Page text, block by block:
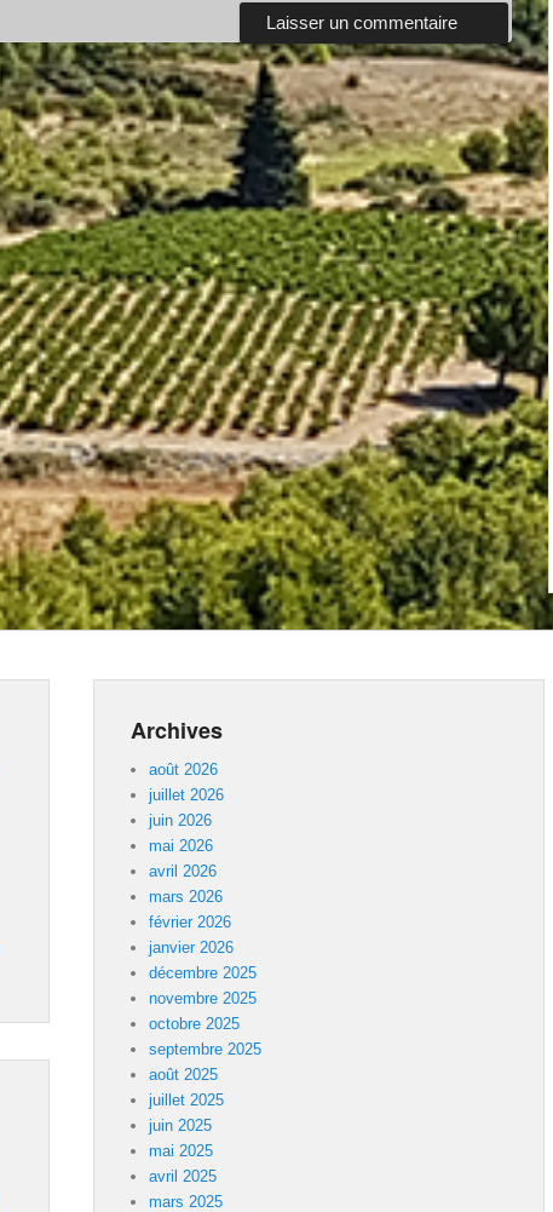
Archives
août 2026
juillet 2026
juin 2026
mai 2026
avril 2026
mars 2026
février 2026
janvier 2026
décembre 2025
novembre 2025
octobre 2025
septembre 2025
août 2025
juillet 2025
juin 2025
mai 2025
avril 2025
mars 2025